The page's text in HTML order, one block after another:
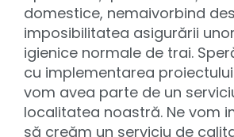
domestice, nemaivorbind
imposibilitatea asigurării
igienice normale de trai.
cu implementarea proiectului
vom avea parte de un
localitatea noastră. Ne vom
să creăm un serviciu de